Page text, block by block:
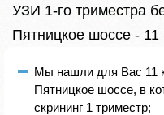
УЗИ 1-го триместра
Пятницкое шоссе - 11
Мы нашли для Вас 11
Пятницкое шоссе, в
скрининг 1 триместр;